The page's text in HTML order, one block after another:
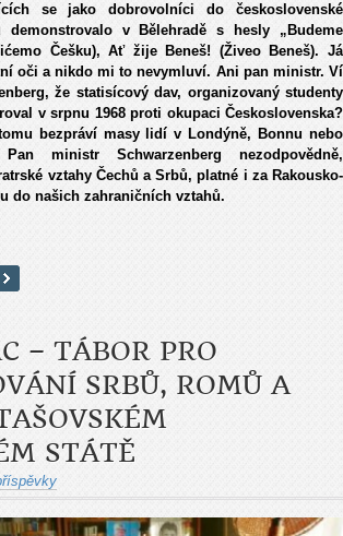
se jako dobrovolníci do československé
demonstrovalo v Bělehradě s hesly „Budeme
Češku), Ať žije Beneš! (Živeo Beneš). Já
oči a nikdo mi to nevymluví. Ani pan ministr. Ví
že statisícový dav, organizovaný studenty
v srpnu 1968 proti okupaci Československa?
bezpráví masy lidí v Londýně, Bonnu nebo
ministr Schwarzenberg nezodpovědně,
vztahy Čechů a Srbů, platné i za Rakousko-
do našich zahraničních vztahů.
– TÁBOR PRO
SRBŮ, ROMŮ A
STÁTĚ